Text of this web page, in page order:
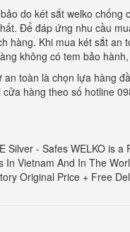
do két sắt welko
Để đáp ứng nhu cầu
hàng. Khi mua két sắt
không có tem bảo
toàn là chọn lựa hàng
hàng theo số hotline
Silver - Safes WELKO is a
In Vietnam And In The
Original Price + Free